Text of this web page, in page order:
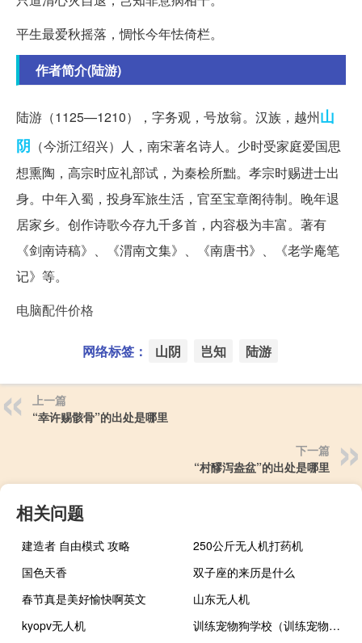
平生最爱秋摇落，惆怅今年怯倚栏。
作者简介(陆游)
陆游（1125—1210），字务观，号放翁。汉族，越州山
阴 （今浙江绍兴）人，南宋著名诗人。少时受家庭爱国思
想熏陶，高宗时应礼部试，为秦桧所黜。孝宗时赐进士出
身。中年入蜀，投身军旅生活，官至宝章阁待制。晚年退
居家乡。创作诗歌今存九千多首，内容极为丰富。著有
《剑南诗稿》、《渭南文集》、《南唐书》、《老学庵笔
记》等。
电脑配件价格
网络标签： 山阴 岂知 陆游
上一篇
“幸许赐骸骨”的出处是哪里
下一篇
“村醪泻盎盆”的出处是哪里
相关问题
建造者 自由模式 攻略
250公斤无人机打药机
国色天香
双子座的来历是什么
春节真是美好愉快啊英文
山东无人机
kyopv无人机
训练宠物狗学校（训练宠物狗）